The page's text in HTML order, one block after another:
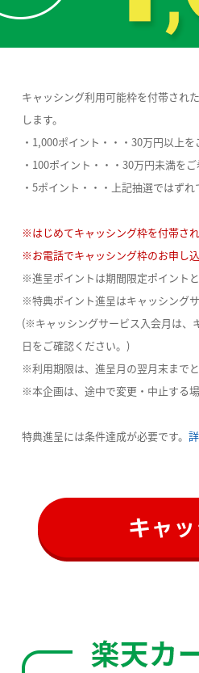
キャッシング利用可能枠を付帯され
します。
・1,000ポイント・・・30万円以上
・100ポイント・・・30万円未満を
・5ポイント・・・上記抽選ではず
※はじめてキャッシング枠を付帯さ
※お電話でキャッシング枠のお申し
※進呈ポイントは期間限定ポイントと
※特典ポイント進呈はキャッシング
(※キャッシングサービス入会月は、
日をご確認ください。)
※利用期限は、進呈月の翌月末までと
※本企画は、途中で変更・中止する場
特典進呈には条件達成が必要です。